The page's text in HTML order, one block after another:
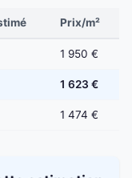
Prix/m²
1 950 €
1 623 €
1 474 €